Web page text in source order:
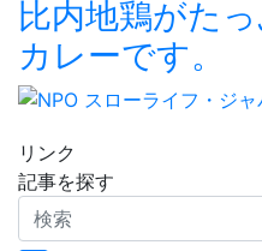
比内地鶏がた
カレーです。
リンク
記事を探す
検
索